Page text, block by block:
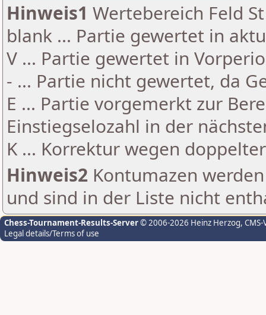
Hinweis1 Wertebereich Feld
blank ... Partie gewertet in
V ... Partie gewertet in
- ... Partie nicht gewertet, da
E ... Partie vorgemerkt zur
Einstiegselozahl in der
K ... Korrektur wegen
Hinweis2 Kontumazen
und sind in der Liste nicht
Chess-Tournament-Results-Server© 2006-2026 Heinz Herzog,
Legal details/Terms of use